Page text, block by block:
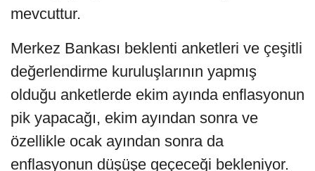
mevcuttur.
Merkez Bankası beklenti anketleri ve çeşitli
değerlendirme kuruluşlarının yapmış
olduğu anketlerde ekim ayında enflasyonun
pik yapacağı, ekim ayından sonra ve
özellikle ocak ayından sonra da
enflasyonun düşüşe geçeceği bekleniyor.